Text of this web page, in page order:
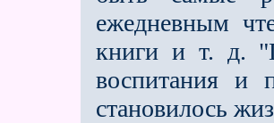
ежедневным
книги и т. д.
воспитания и
становилось